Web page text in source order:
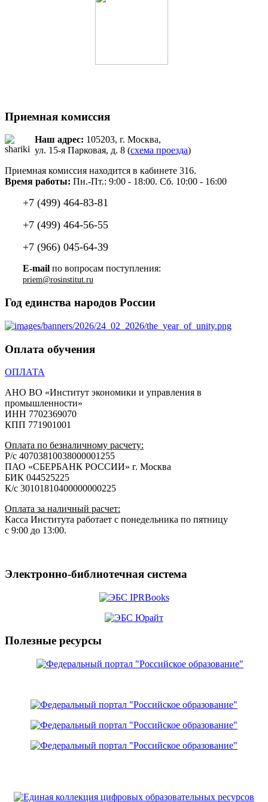
Приемная комиссия
Наш адрес: 105203, г. Москва,
ул. 15-я Парковая, д. 8 (схема проезда)
Приемная комиссия находится в кабинете 316.
Время работы: Пн.-Пт.: 9:00 - 18:00. Сб. 10:00 - 16:00
+7 (499) 464-83-81
+7 (499) 464-56-55
+7 (966) 045-64-39
E-mail по вопросам поступления:
Год единства народов России
Оплата обучения
ОПЛАТА
АНО ВО «Институт экономики и управления в
промышленности»
ИНН 7702369070
КПП 771901001
Оплата по безналичному расчету:
Р/с 40703810038000001255
ПАО «СБЕРБАНК РОССИИ» г. Москва
БИК 044525225
К/с 30101810400000000225
Оплата за наличный расчет:
Касса Института работает с понедельника по пятницу
с 9:00 до 13:00.
Электронно-библиотечная система
Полезные ресурсы